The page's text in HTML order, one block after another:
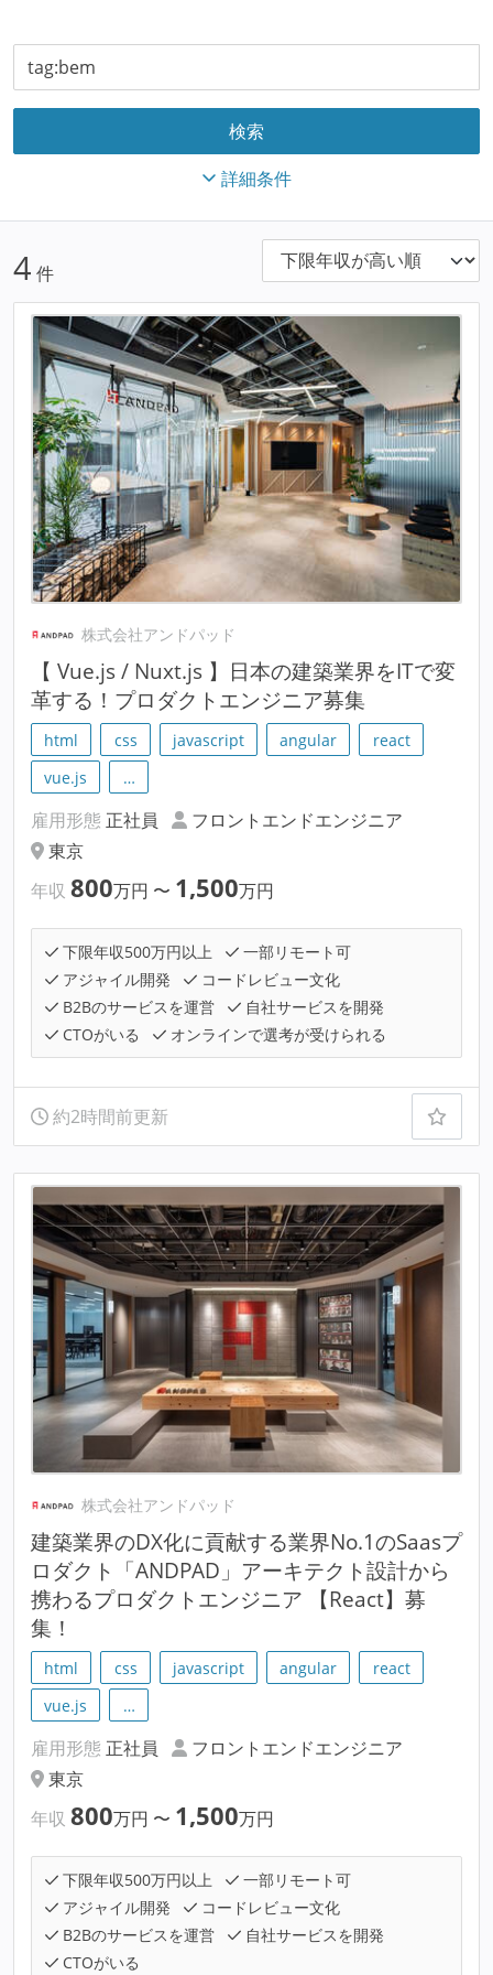
詳細条件
4 件
株式会社アンドパッド
【 Vue.js / Nuxt.js 】日本の建築業界をITで変
革する！プロダクトエンジニア募集
html css javascript angular
react
vue.js
…
雇用形態 正社員
フロントエンドエンジニア
東京
年収 800万円 〜 1,500万円
下限年収500万円以上
一部リモート可
アジャイル開発
コードレビュー文化
B2Bのサービスを運営
自社サービスを開発
CTOがいる
オンラインで選考が受けられる
約2時間前更新
株式会社アンドパッド
建築業界のDX化に貢献する業界No.1のSaasプ
ロダクト「ANDPAD」アーキテクト設計から
携わるプロダクトエンジニア 【React】募
集！
html css javascript angular
react
vue.js
…
雇用形態 正社員
フロントエンドエンジニア
東京
年収 800万円 〜 1,500万円
下限年収500万円以上
一部リモート可
アジャイル開発
コードレビュー文化
B2Bのサービスを運営
自社サービスを開発
CTOがいる